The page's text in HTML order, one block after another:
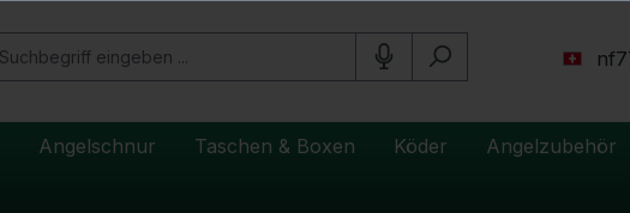
Angelschnur Taschen & Boxen Köder Angelzubehör